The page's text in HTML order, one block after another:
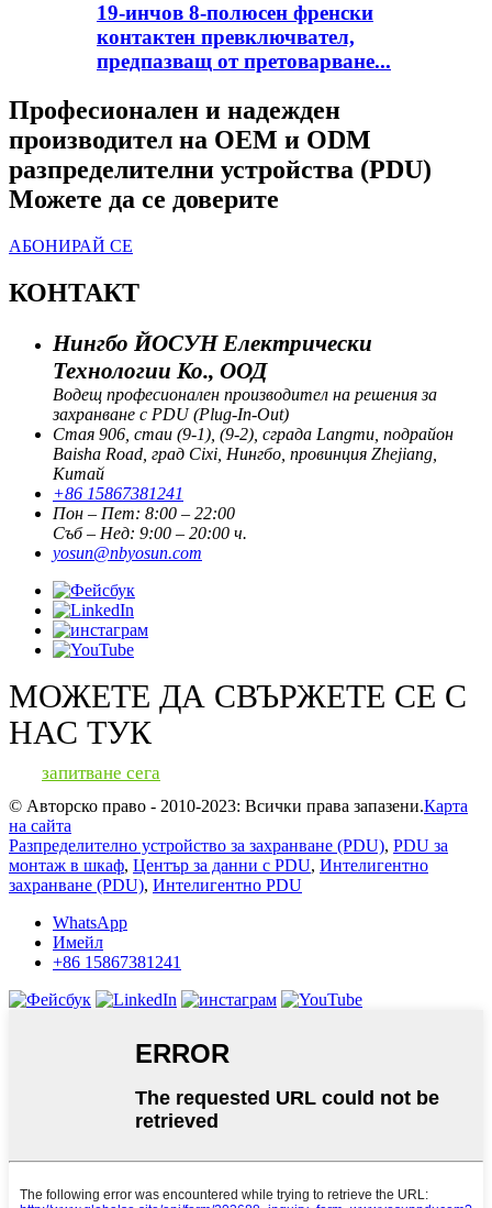
19-инчов 8-полюсен френски
контактен превключвател,
предпазващ от претоварване...
Професионален и надежден
производител на OEM и ODM
разпределителни устройства (PDU)
Можете да се доверите
АБОНИРАЙ СЕ
КОНТАКТ
Нингбо ЙОСУН Електрически
Технологии Ко., ООД
Водещ професионален производител на решения за
захранване с PDU (Plug-In-Out)
Стая 906, стаи (9-1), (9-2), сграда Langmu, подрайон
Baisha Road, град Cixi, Нингбо, провинция Zhejiang,
Китай
+86 15867381241
Пон – Пет: 8:00 – 22:00
Съб – Нед: 9:00 – 20:00 ч.
yosun@nbyosun.com
МОЖЕТЕ ДА СВЪРЖЕТЕ СЕ С
НАС ТУК
запитване сега
© Авторско право - 2010-2023: Всички права запазени.Карта
на сайта
Разпределително устройство за захранване (PDU), PDU за
монтаж в шкаф, Център за данни с PDU, Интелигентно
захранване (PDU), Интелигентно PDU
WhatsApp
Имейл
+86 15867381241